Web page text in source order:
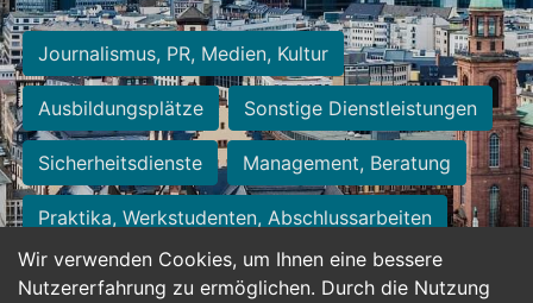
Wir verwenden Cookies, um Ihnen eine bessere
Nutzererfahrung zu ermöglichen. Durch die Nutzung
Journalismus, PR, Medien, Kultur
Ausbildungsplätze Sonstige Dienstleistungen
Sicherheitsdienste Management, Beratung
Praktika, Werkstudenten, Abschlussarbeiten
Personalwesen Assistenz, Sekretariat